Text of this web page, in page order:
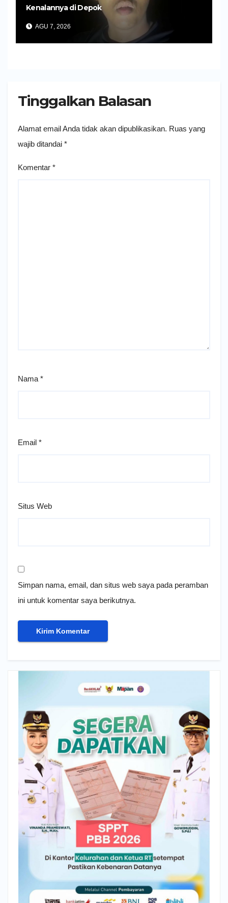
Kenalannya di Depok
AGU 7, 2026
Tinggalkan Balasan
Alamat email Anda tidak akan dipublikasikan. Ruas yang
wajib ditandai *
Komentar *
Nama *
Email *
Situs Web
Simpan nama, email, dan situs web saya pada peramban
ini untuk komentar saya berikutnya.